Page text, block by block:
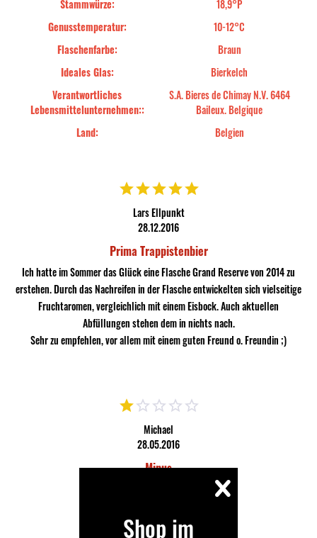
Stammwürze:
18,9°P
Genusstemperatur:
10-12°C
Flaschenfarbe:
Braun
Ideales Glas:
Bierkelch
Verantwortliches
Lebensmittelunternehmen::
S.A. Bieres de Chimay N.V. 6464
Baileux. Belgique
Land:
Belgien
Lars Ellpunkt
28.12.2016
Prima Trappistenbier
Ich hatte im Sommer das Glück eine Flasche Grand Reserve von 2014 zu
erstehen. Durch das Nachreifen in der Flasche entwickelten sich vielseitige
Fruchtaromen, vergleichlich mit einem Eisbock. Auch aktuellen
Abfüllungen stehen dem in nichts nach.
Sehr zu empfehlen, vor allem mit einem guten Freund o. Freundin ;)
Michael
28.05.2016
Minus
Shop im